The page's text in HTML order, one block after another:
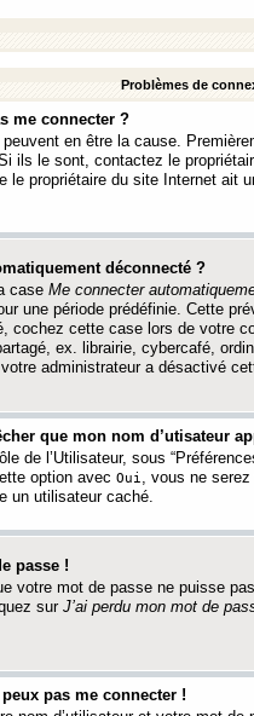
Problèmes de
me connecter ?
peuvent en être la cause.
ils le sont, contactez le
le propriétaire du site Internet ait
déconnecté ?
case Me connecter
une période prédéfinie. Cette
cochez cette case lors de votre
ex. librairie, cybercafé,
administrateur a désactivé
que mon nom d’utisateur
de l’Utilisateur, sous
option avec Oui , vous ne serez
un utilisateur caché.
passe !
votre mot de passe ne puisse
sur J’ai perdu mon mot de
pas me connecter !